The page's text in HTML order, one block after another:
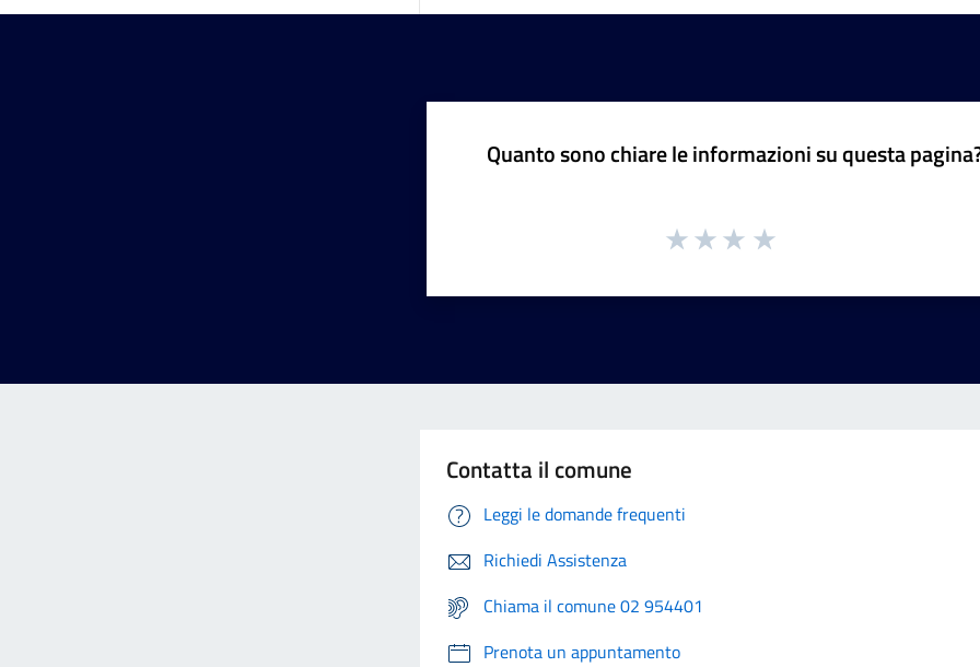
Quanto sono chiare le informazioni su questa
Contatta il comune
Leggi le domande frequenti
Richiedi Assistenza
Chiama il comune 02 954401
Prenota un appuntamento